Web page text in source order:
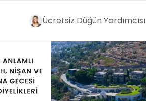
Ücretsiz Düğün Yardımcısı